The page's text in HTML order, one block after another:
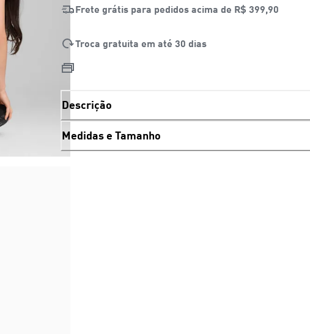
Frete grátis para pedidos acima de R$ 399,90
Troca gratuita em até 30 dias
Descrição
Medidas e Tamanho